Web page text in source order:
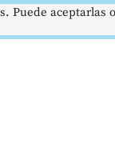
Puede aceptarlas